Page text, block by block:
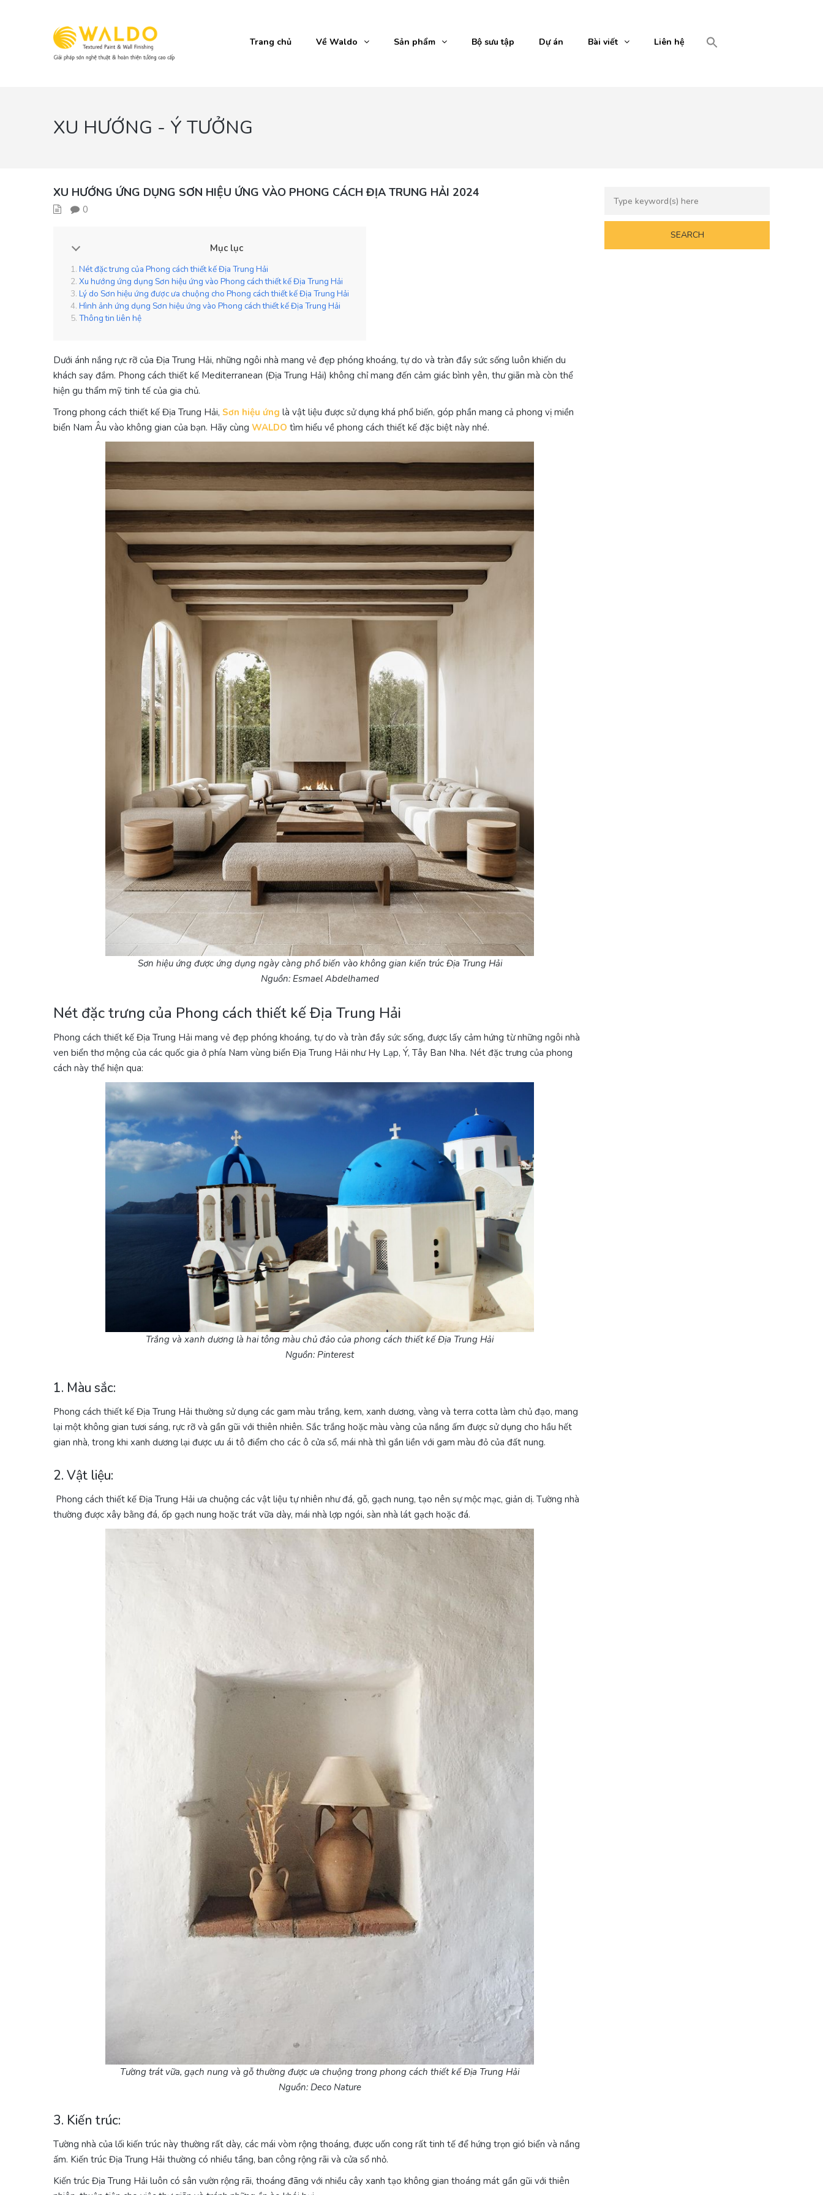
Trang chủ Về Waldo Sản phẩm Bộ sưu tập Dự án Bài viết Liên hệ
XU HƯỚNG - Ý TƯỞNG
XU HƯỚNG ỨNG DỤNG SƠN HIỆU ỨNG VÀO PHONG CÁCH ĐỊA TRUNG HẢI 2024
0
Mục lục
Nét đặc trưng của Phong cách thiết kế Địa Trung Hải
Xu hướng ứng dụng Sơn hiệu ứng vào Phong cách thiết kế Địa Trung Hải
Lý do Sơn hiệu ứng được ưa chuộng cho Phong cách thiết kế Địa Trung Hải
Hình ảnh ứng dụng Sơn hiệu ứng vào Phong cách thiết kế Địa Trung Hải
Thông tin liên hệ
Dưới ánh nắng rực rỡ của Địa Trung Hải, những ngôi nhà mang vẻ đẹp phóng khoáng, tự do và tràn đầy sức sống luôn khiến du
khách say đắm. Phong cách thiết kế Mediterranean (Địa Trung Hải) không chỉ mang đến cảm giác bình yên, thư giãn mà còn thể
hiện gu thẩm mỹ tinh tế của gia chủ.
Trong phong cách thiết kế Địa Trung Hải, Sơn hiệu ứng là vật liệu được sử dụng khá phổ biến, góp phần mang cả phong vị miền
biển Nam Âu vào không gian của bạn. Hãy cùng WALDO tìm hiểu về phong cách thiết kế đặc biệt này nhé.
Sơn hiệu ứng được ứng dụng ngày càng phổ biến vào không gian kiến trúc Địa Trung Hải
Nguồn: Esmael Abdelhamed
Nét đặc trưng của Phong cách thiết kế Địa Trung Hải
Phong cách thiết kế Địa Trung Hải mang vẻ đẹp phóng khoáng, tự do và tràn đầy sức sống, được lấy cảm hứng từ những ngôi nhà
ven biển thơ mộng của các quốc gia ở phía Nam vùng biển Địa Trung Hải như Hy Lạp, Ý, Tây Ban Nha. Nét đặc trưng của phong
cách này thể hiện qua:
Trắng và xanh dương là hai tông màu chủ đảo của phong cách thiết kế Địa Trung Hải
Nguồn: Pinterest
1. Màu sắc:
Phong cách thiết kế Địa Trung Hải thường sử dụng các gam màu trắng, kem, xanh dương, vàng và terra cotta làm chủ đạo, mang
lại một không gian tươi sáng, rực rỡ và gần gũi với thiên nhiên. Sắc trắng hoặc màu vàng của nắng ấm được sử dụng cho hầu hết
gian nhà, trong khi xanh dương lại được ưu ái tô điểm cho các ô cửa sổ, mái nhà thì gắn liền với gam màu đỏ của đất nung.
2. Vật liệu:
Phong cách thiết kế Địa Trung Hải ưa chuộng các vật liệu tự nhiên như đá, gỗ, gạch nung, tạo nên sự mộc mạc, giản dị. Tường nhà
thường được xây bằng đá, ốp gạch nung hoặc trát vữa dày, mái nhà lợp ngói, sàn nhà lát gạch hoặc đá.
Tường trát vữa, gạch nung và gỗ thường được ưa chuộng trong phong cách thiết kế Địa Trung Hải
Nguồn: Deco Nature
3. Kiến trúc:
Tường nhà của lối kiến trúc này thường rất dày, các mái vòm rộng thoáng, được uốn cong rất tinh tế để hứng trọn gió biển và nắng
ấm. Kiến trúc Địa Trung Hải thường có nhiều tầng, ban công rộng rãi và cửa sổ nhỏ.
Kiến trúc Địa Trung Hải luôn có sân vườn rộng rãi, thoáng đãng với nhiều cây xanh tạo không gian thoáng mát gần gũi với thiên